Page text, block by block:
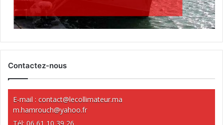
Contactez-nous
E-mail : contact@lecollimateur.ma
m.hamrouch@yahoo.fr
Tél: 06 61 10 39 26